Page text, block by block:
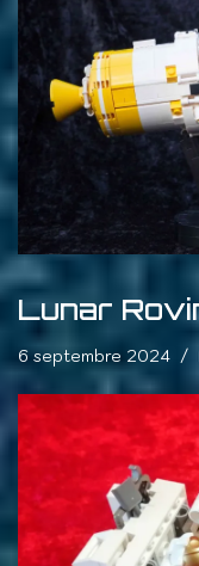
Lunar
6 septembre 2024